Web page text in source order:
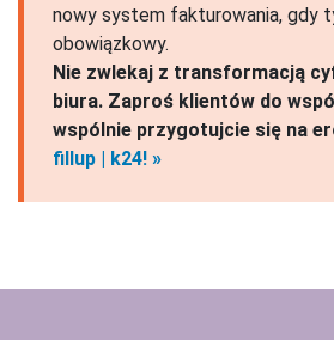
nowy system fakturowania, gdy
obowiązkowy.
Nie zwlekaj z transformacją
biura. Zaproś klientów do
wspólnie przygotujcie się na
fillup | k24!